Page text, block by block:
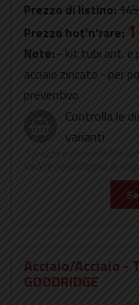
Prezzo di listino:
Prezzo hot'n'rare:
Note: - kit tubi ant. e
acciaio zincato - per
preventivo
Controlla le
varianti
* prezzo e disponibilità
vedere nel dettaglio le
Acciaio/Acciaio -
GOODRIDGE